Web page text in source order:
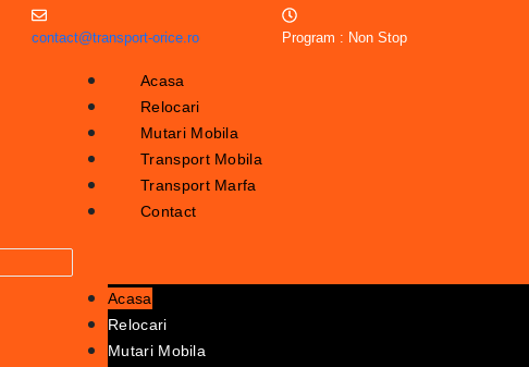
contact@transport-orice.ro Program : Non Stop
Acasa
Relocari
Mutari Mobila
Transport Mobila
Transport Marfa
Contact
Acasa
Relocari
Mutari Mobila